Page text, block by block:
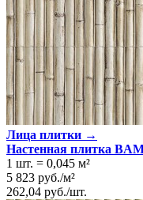
Лица плитки →
Настенная плитка
1 шт. = 0,045 м²
5 823 руб./м²
262,04 руб./шт.